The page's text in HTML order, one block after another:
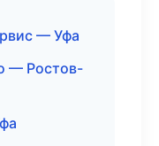
— Уфа
— Ростов-